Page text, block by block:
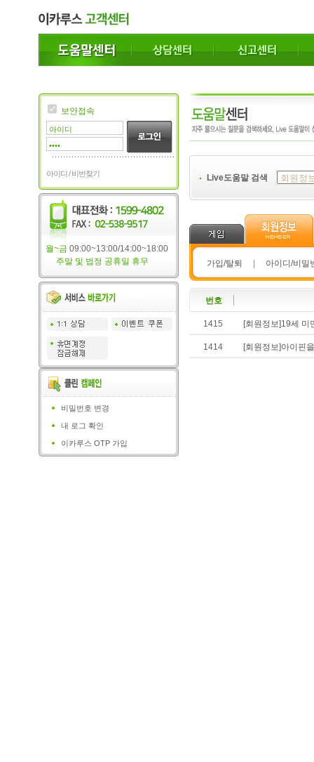
보안접속
아이디 / 비번찾기
월~금 09:00~13:00/14:00~18:00
주말 및 법정 공휴일 휴무
비밀번호 변경
내 로그 확인
이카루스 OTP 가입
Live도움말 검색
가입/탈퇴 아이디/비밀
번호
1415 [회원정보]19세 미
1414 [회원정보]아이핀